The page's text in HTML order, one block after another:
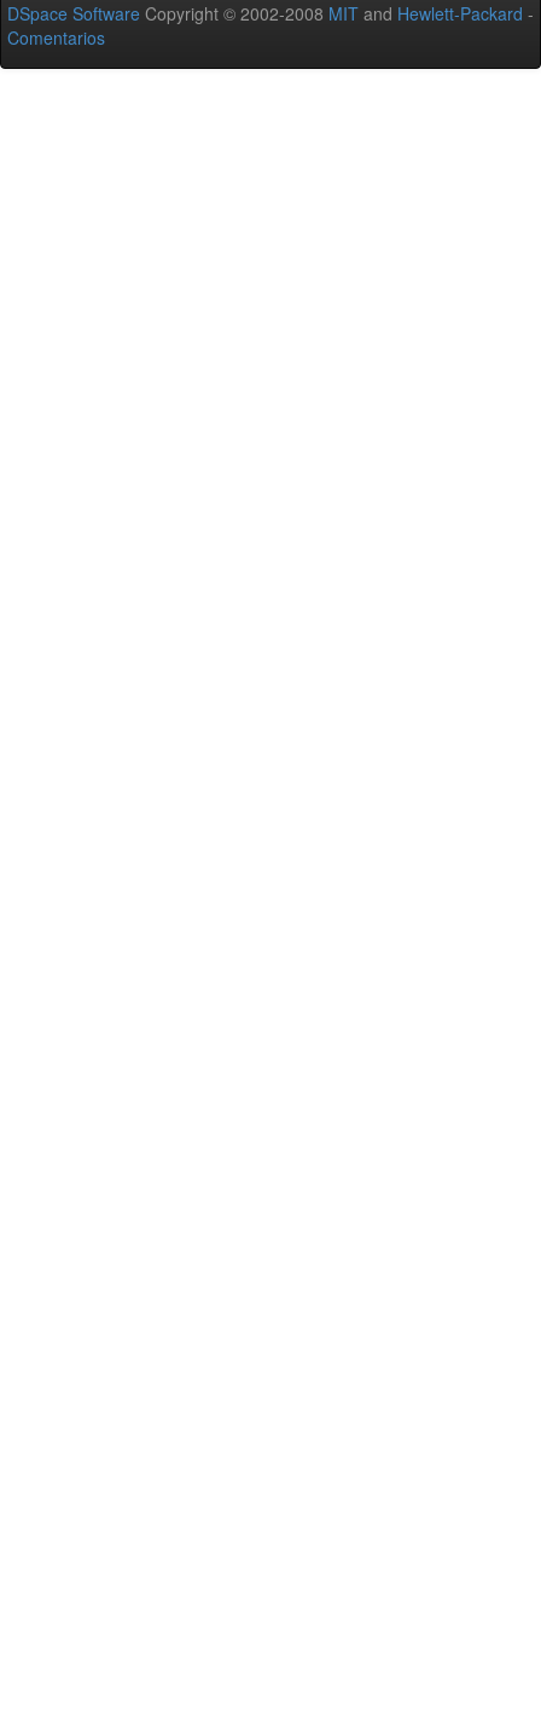
DSpace Software Copyright © 2002-2008 MIT and Hewlett-Packard -
Comentarios